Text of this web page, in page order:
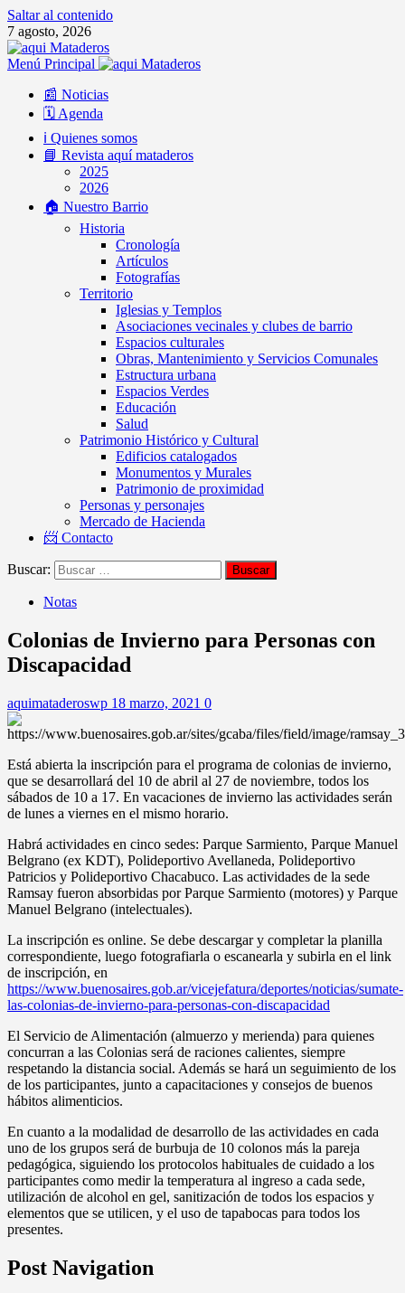
Saltar al contenido
7 agosto, 2026
Menú Principal
📰 Noticias
🗓️ Agenda
ℹ️ Quienes somos
📘 Revista aquí mataderos
2025
2026
🏠 Nuestro Barrio
Historia
Cronología
Artículos
Fotografías
Territorio
Iglesias y Templos
Asociaciones vecinales y clubes de barrio
Espacios culturales
Obras, Mantenimiento y Servicios Comunales
Estructura urbana
Espacios Verdes
Educación
Salud
Patrimonio Histórico y Cultural
Edificios catalogados
Monumentos y Murales
Patrimonio de proximidad
Personas y personajes
Mercado de Hacienda
📨 Contacto
Buscar:
Notas
Colonias de Invierno para Personas con
Discapacidad
aquimataderoswp 18 marzo, 2021 0
Está abierta la inscripción para el programa de colonias de invierno,
que se desarrollará del 10 de abril al 27 de noviembre, todos los
sábados de 10 a 17. En vacaciones de invierno las actividades serán
de lunes a viernes en el mismo horario.
Habrá actividades en cinco sedes: Parque Sarmiento, Parque Manuel
Belgrano (ex KDT), Polideportivo Avellaneda, Polideportivo
Patricios y Polideportivo Chacabuco. Las actividades de la sede
Ramsay fueron absorbidas por Parque Sarmiento (motores) y Parque
Manuel Belgrano (intelectuales).
La inscripción es online. Se debe descargar y completar la planilla
correspondiente, luego fotografiarla o escanearla y subirla en el link
de inscripción, en
https://www.buenosaires.gob.ar/vicejefatura/deportes/noticias/sumate-
las-colonias-de-invierno-para-personas-con-discapacidad
El Servicio de Alimentación (almuerzo y merienda) para quienes
concurran a las Colonias será de raciones calientes, siempre
respetando la distancia social. Además se hará un seguimiento de los
de los participantes, junto a capacitaciones y consejos de buenos
hábitos alimenticios.
En cuanto a la modalidad de desarrollo de las actividades en cada
uno de los grupos será de burbuja de 10 colonos más la pareja
pedagógica, siguiendo los protocolos habituales de cuidado a los
participantes como medir la temperatura al ingreso a cada sede,
utilización de alcohol en gel, sanitización de todos los espacios y
elementos que se utilicen, y el uso de tapabocas para todos los
presentes.
Post Navigation